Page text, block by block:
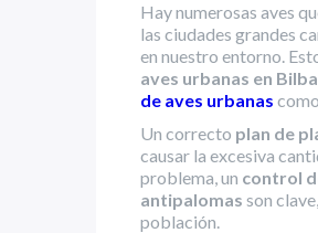
Hay numerosas aves
las ciudades grandes
en nuestro entorno.
aves urbanas en
de aves urbanas como
Un correcto plan de
causar la excesiva
problema, un control
antipalomas son
población.